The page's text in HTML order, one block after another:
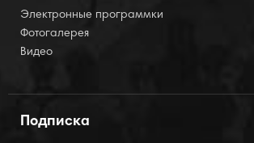
Электронные программки
Фотогалерея
Видео
Подписка